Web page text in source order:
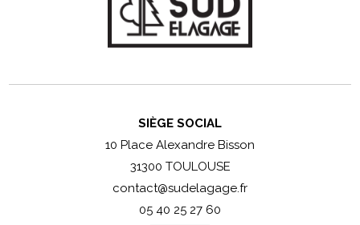
SIÈGE SOCIAL
10 Place Alexandre Bisson
31300 TOULOUSE
contact@sudelagage.fr
05 40 25 27 60